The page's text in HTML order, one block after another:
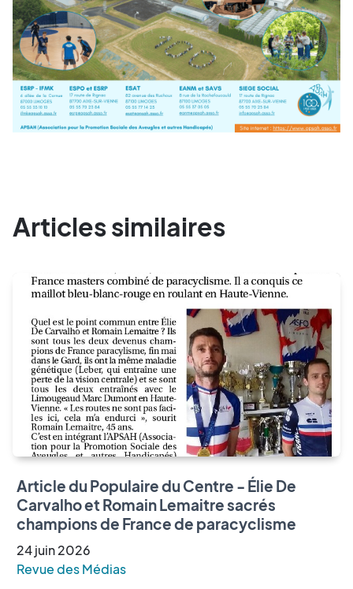
Articles similaires
Article du Populaire du Centre - Élie De
Carvalho et Romain Lemaitre sacrés
champions de France de paracyclisme
24juin2026
Revue des Médias